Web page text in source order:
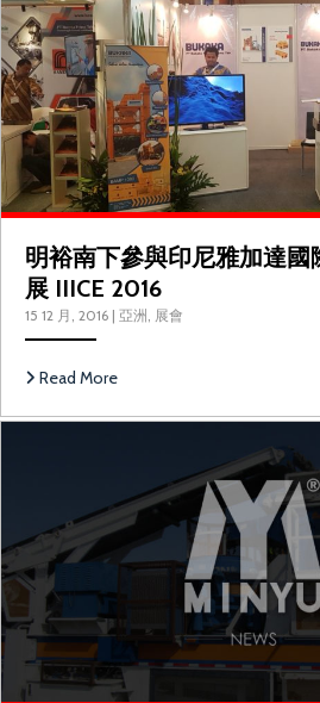
明裕南下參與印尼雅加達國
展 IIICE 2016
15 12 月, 2016 | 亞洲 , 展會
Read More